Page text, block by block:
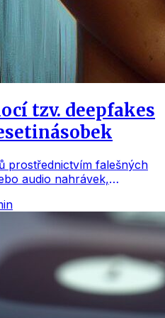
tzv. deepfakes
prostřednictvím falešných
audio nahrávek,
je především velký pokrok
(AI), které tvorbu
zvuků výrazně usnadňují.
těchto útoků nárůst o 780
[…]